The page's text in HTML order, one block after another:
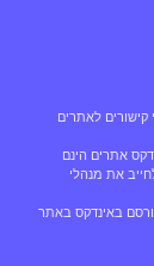
לאתרים
אתרים הינם
את מנהלי
באינדקס באתר